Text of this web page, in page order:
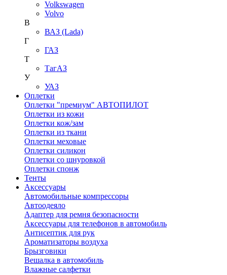
Volkswagen
Volvo
В
ВАЗ (Lada)
Г
ГАЗ
Т
ТагАЗ
У
УАЗ
Оплетки
Оплетки "премиум" АВТОПИЛОТ
Оплетки из кожи
Оплетки кож/зам
Оплетки из ткани
Оплетки меховые
Оплетки силикон
Оплетки со шнуровкой
Оплетки спонж
Тенты
Аксессуары
Автомобильные компрессоры
Автоодеяло
Адаптер для ремня безопасности
Аксессуары для телефонов в автомобиль
Антисептик для рук
Ароматизаторы воздуха
Брызговики
Вешалка в автомобиль
Влажные салфетки